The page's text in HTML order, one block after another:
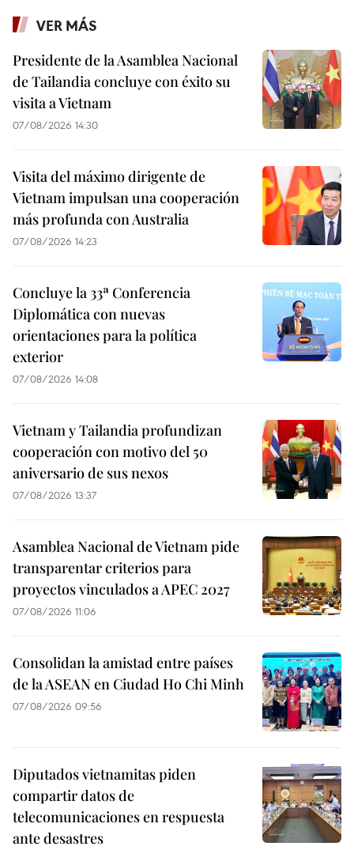
VER MÁS
Presidente de la Asamblea Nacional
de Tailandia concluye con éxito su
visita a Vietnam
07/08/2026 14:30
Visita del máximo dirigente de
Vietnam impulsan una cooperación
más profunda con Australia
07/08/2026 14:23
Concluye la 33ª Conferencia
Diplomática con nuevas
orientaciones para la política
exterior
07/08/2026 14:08
Vietnam y Tailandia profundizan
cooperación con motivo del 50
aniversario de sus nexos
07/08/2026 13:37
Asamblea Nacional de Vietnam pide
transparentar criterios para
proyectos vinculados a APEC 2027
07/08/2026 11:06
Consolidan la amistad entre países
de la ASEAN en Ciudad Ho Chi Minh
07/08/2026 09:56
Diputados vietnamitas piden
compartir datos de
telecomunicaciones en respuesta
ante desastres